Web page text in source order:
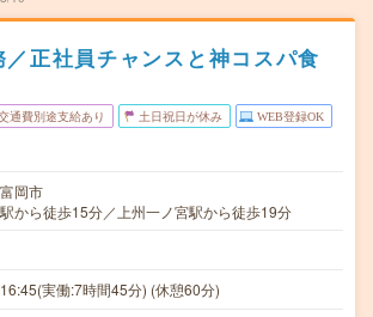
／正社員チャンスと神コスパ食
通費別途支給あり 土日祝日が休み WEB登録OK
岡市
から徒歩15分／上州一ノ宮駅から徒歩19分
実働:7時間45分) (休憩60分)